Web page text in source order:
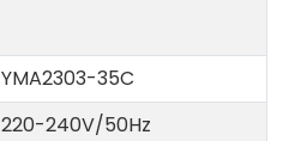
YMA2303-35C
220-240V/50Hz